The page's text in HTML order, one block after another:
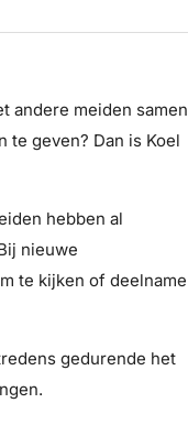
andere meiden samen
geven? Dan is Koel
hebben al
nieuwe
te kijken of deelname
gedurende het